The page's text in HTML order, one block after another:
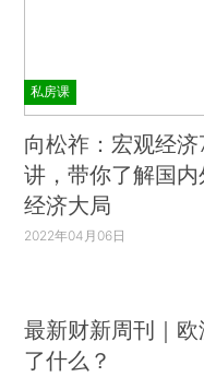
私房课
向松祚：宏观经济
讲，带你了解国内
经济大局
2022年04月06日
最新财新周刊｜
了什么？